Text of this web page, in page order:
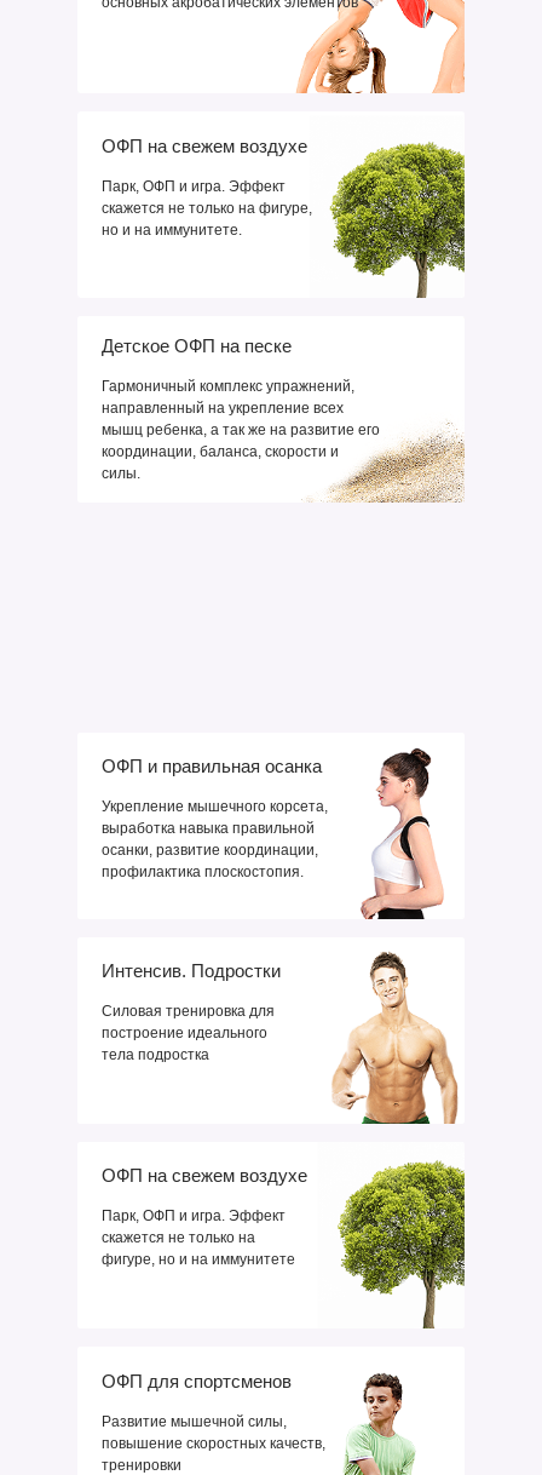
ОФП на свежем воздухе
Парк, ОФП и игра. Эффект
скажется не только на фигуре,
но и на иммунитете.
Детское ОФП на песке
Гармоничный комплекс упражнений,
направленный на укрепление всех
мышц ребенка, а так же на развитие его
координации, баланса, скорости и
силы.
ОФП и правильная осанка
Укрепление мышечного корсета,
выработка навыка правильной
осанки, развитие координации,
профилактика плоскостопия.
Интенсив. Подростки
Cиловая тренировка для
построение идеального
тела подростка
ОФП на свежем воздухе
Парк, ОФП и игра. Эффект
скажется не только на
фигуре, но и на иммунитете
ОФП для спортсменов
Развитие мышечной силы,
повышение скоростных качеств,
тренировки